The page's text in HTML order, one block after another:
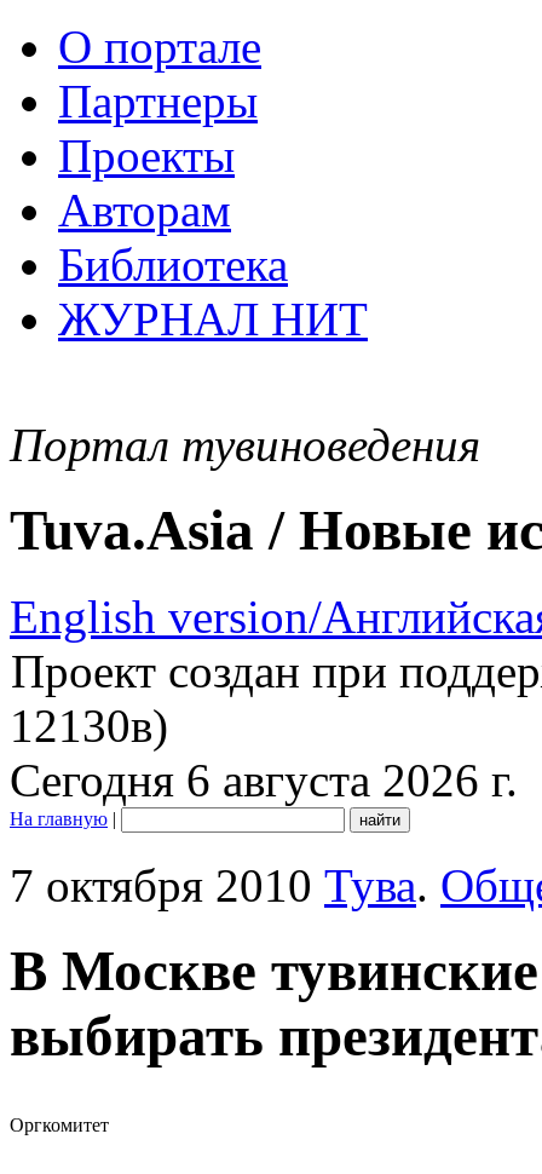
О портале
Партнеры
Проекты
Авторам
Библиотека
ЖУРНАЛ НИТ
Портал тувиноведения
Tuva.Asia / Новые
English version/
Проект создан при
12130в)
Сегодня 6 августа 2026 г.
На главную |
7 октября 2010 Тува.
В Москве
выбирать
Оргкомитет